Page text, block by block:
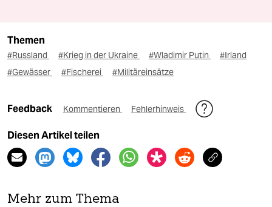
Themen
#Russland #Krieg in der Ukraine #Wladimir Putin
#Irland
#Gewässer
#Fischerei #Militäreinsätze
Feedback Kommentieren Fehlerhinweis
Diesen Artikel teilen
Mehr zum Thema